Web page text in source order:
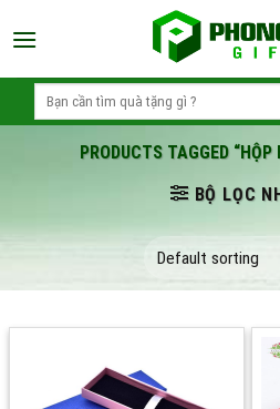
to
for:
PRODUCTS TAGGED
BỘ LỌC